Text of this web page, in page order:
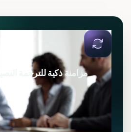
مزامنة ذكية للترجمة النصية